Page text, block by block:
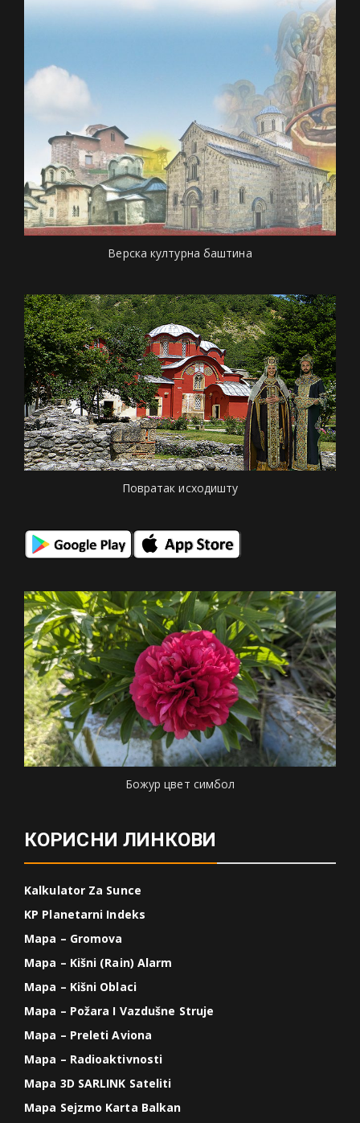
Верска културна баштина
Повратак исходишту
Божур цвет симбол
КОРИСНИ ЛИНКОВИ
Kalkulator Za Sunce
KP Planetarni Indeks
Mapa – Gromova
Mapa – Kišni (Rain) Alarm
Mapa – Kišni Oblaci
Mapa – Požara I Vazdušne Struje
Mapa – Preleti Aviona
Mapa – Radioaktivnosti
Mapa 3D SARLINK Sateliti
Mapa Sejzmo Karta Balkan